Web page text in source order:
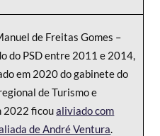
de Freitas Gomes –
do PSD entre 2011 e 2014,
em 2020 do gabinete do
de Turismo e
2022 ficoualiviado com
de André Ventura.